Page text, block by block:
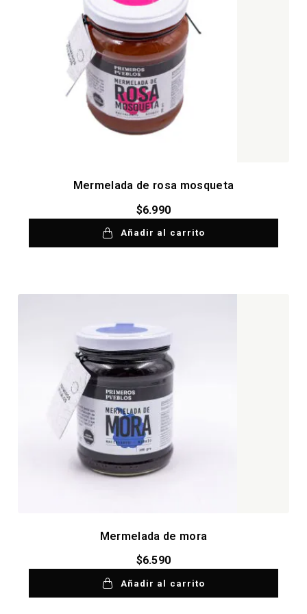
Mermelada de rosa mosqueta
$6.990
Añadir al carrito
Mermelada de mora
$6.590
Añadir al carrito